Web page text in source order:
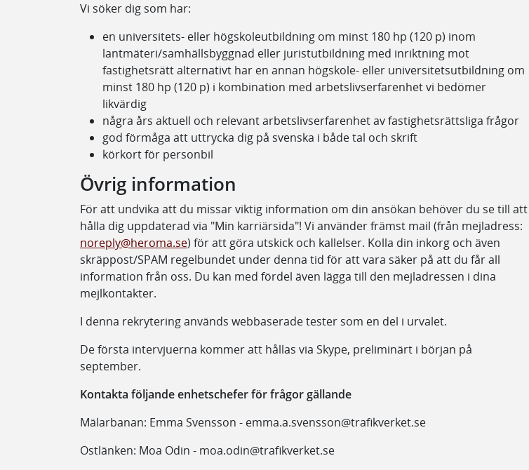
Vi söker dig som har:
en universitets- eller högskoleutbildning om minst 180 hp (120 p) inom
lantmäteri/samhällsbyggnad eller juristutbildning med inriktning mot
fastighetsrätt alternativt har en annan högskole- eller universitetsutbildning om
minst 180 hp (120 p) i kombination med arbetslivserfarenhet vi bedömer
likvärdig
några års aktuell och relevant arbetslivserfarenhet av fastighetsrättsliga frågor
god förmåga att uttrycka dig på svenska i både tal och skrift
körkort för personbil
Övrig information
För att undvika att du missar viktig information om din ansökan behöver du se till att
hålla dig uppdaterad via "Min karriärsida"! Vi använder främst mail (från mejladress:
noreply@heroma.se) för att göra utskick och kallelser. Kolla din inkorg och även
skräppost/SPAM regelbundet under denna tid för att vara säker på att du får all
information från oss. Du kan med fördel även lägga till den mejladressen i dina
mejlkontakter.
I denna rekrytering används webbaserade tester som en del i urvalet.
De första intervjuerna kommer att hållas via Skype, preliminärt i början på
september.
Kontakta följande enhetschefer för frågor gällande
Mälarbanan: Emma Svensson - emma.a.svensson@trafikverket.se
Ostlänken: Moa Odin - moa.odin@trafikverket.se